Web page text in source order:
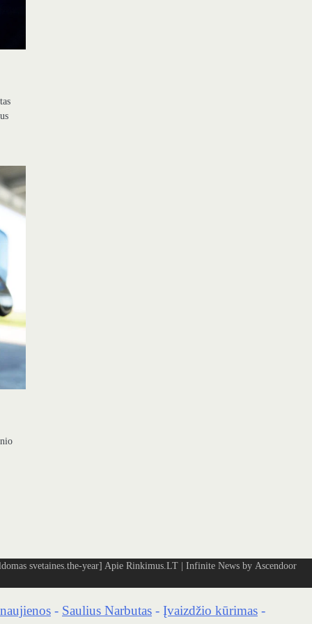
svetaines.the-year] Apie Rinkimus.LT| Infinite News by Ascendoor
- Saulius Narbutas - Įvaizdžio kūrimas -